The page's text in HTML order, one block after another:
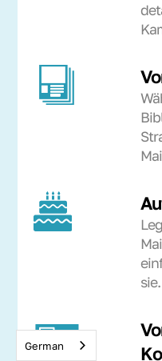
sie.
German